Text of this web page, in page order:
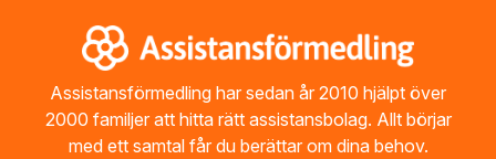
Assistansförmedling har sedan år 2010 hjälpt över
2000 familjer att hitta rätt assistansbolag. Allt börjar
med ett samtal får du berättar om dina behov.